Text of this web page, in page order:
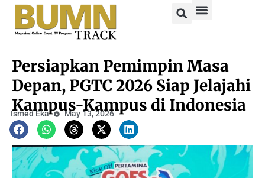
Persiapkan Pemimpin Masa
Depan, PGTC 2026 Siap Jelajahi
Kampus-Kampus di Indonesia
Ismed Eka May 13, 2026